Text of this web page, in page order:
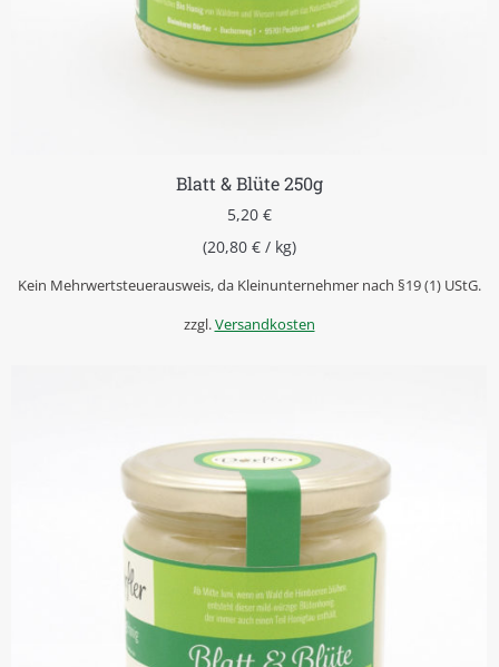
Blatt & Blüte 250g
5,20 €
(20,80 €/ kg)
Kein Mehrwertsteuerausweis, da Kleinunternehmer nach §19 (1) UStG.
zzgl.Versandkosten